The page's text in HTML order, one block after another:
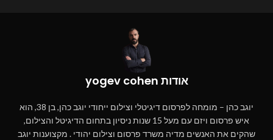
אודות yogev cohen
יוגב כהן – מומחה לפרסום דיגיטלי וצילום ייחודי יוגב כהן, בן 38, הוא
איש פרסום ויזם עם מעל 15 שנות ניסיון בתחום הדיגיטל והצילום,
שהקים את האנשים מדיה משרד פרסום וצילום יהודי . מקצוענות יוגב